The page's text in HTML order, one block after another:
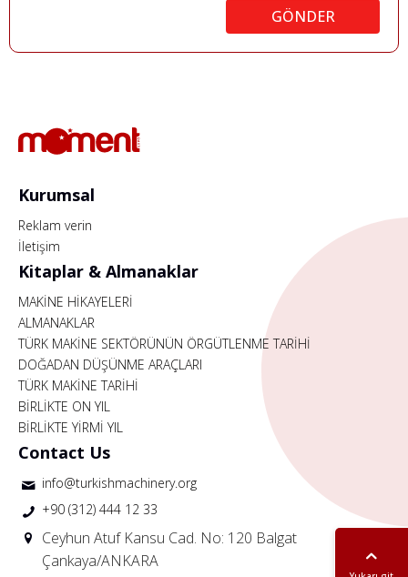
GÖNDER
Kurumsal
Reklam verin
İletişim
Kitaplar & Almanaklar
MAKİNE HİKAYELERİ
ALMANAKLAR
TÜRK MAKİNE SEKTÖRÜNÜN ÖRGÜTLENME TARİHİ
DOĞADAN DÜŞÜNME ARAÇLARI
TÜRK MAKİNE TARİHİ
BİRLİKTE ON YIL
BİRLİKTE YİRMİ YIL
Contact Us
info@turkishmachinery.org
+90 (312) 444 12 33
Ceyhun Atuf Kansu Cad. No: 120 Balgat
Çankaya/ANKARA